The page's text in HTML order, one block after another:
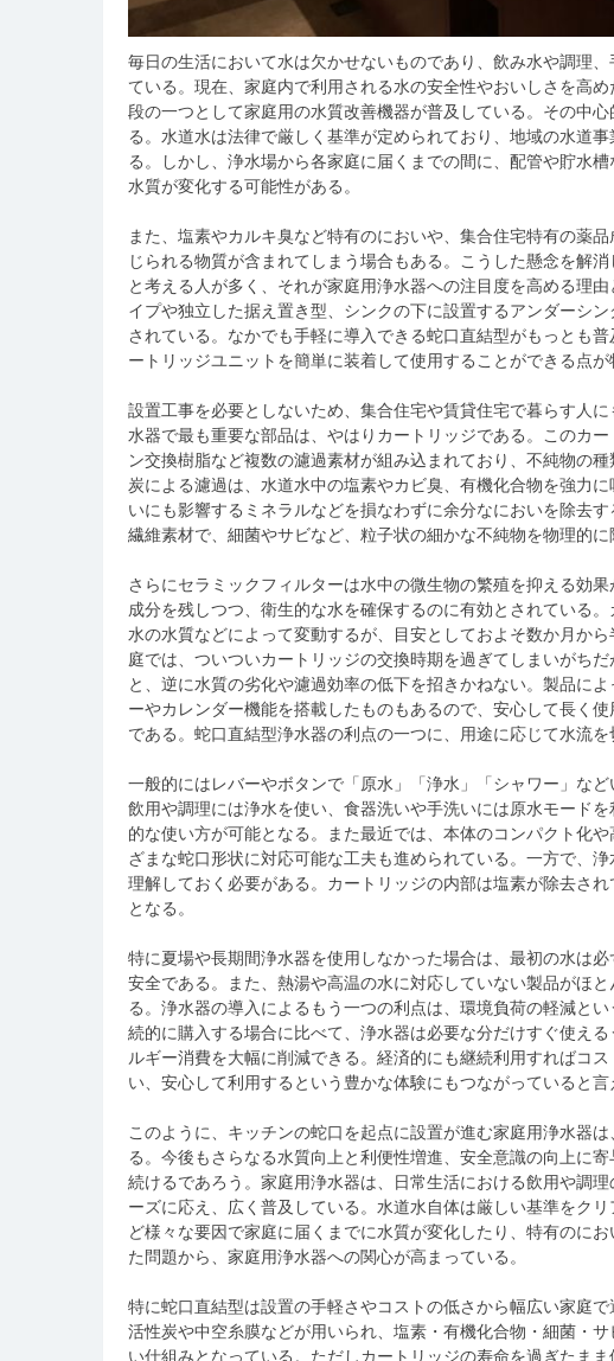
毎日の生活において水は欠かせないものであり、飲み水や調理
ている。 現在、家庭内で利用される水の安全性やおいしさを高
段の一つとして家庭用の水質改善機器が普及している。その中
る。水道水は法律で厳しく基準が定められており、地域の水道
る。しかし、浄水場から各家庭に届くまでの間に、配管や貯水
水質が変化する可能性がある。
また、塩素やカルキ臭など特有のにおいや、集合住宅特有の薬
じられる物質が含まれてしまう場合もある。こうした懸念を解
と考える人が多く、それが家庭用浄水器への注目度を高める理
イプや独立した据え置き型、シンクの下に設置するアンダーシ
されている。なかでも手軽に導入できる蛇口直結型がもっとも
ートリッジユニットを簡単に装着して使用することができる点が
設置工事を必要としないため、集合住宅や賃貸住宅で暮らす人
水器で最も重要な部品は、やはりカートリッジである。このカ
ン交換樹脂など複数の濾過素材が組み込まれており、不純物の
炭による濾過は、水道水中の塩素やカビ臭、有機化合物を強力
いにも影響するミネラルなどを損なわずに余分なにおいを除去
繊維素材で、細菌やサビなど、粒子状の細かな不純物を物理的に
さらにセラミックフィルターは水中の微生物の繁殖を抑える効
成分を残しつつ、衛生的な水を確保するのに有効とされている
水の水質などによって変動するが、目安としておよそ数か月か
庭では、ついついカートリッジの交換時期を過ぎてしまいがち
と、逆に水質の劣化や濾過効率の低下を招きかねない。製品に
ーやカレンダー機能を搭載したものもあるので、安心して長く
である。蛇口直結型浄水器の利点の一つに、用途に応じて水流を
一般的にはレバーやボタンで「原水」「浄水」「シャワー」な
飲用や調理には浄水を使い、食器洗いや手洗いには原水モード
的な使い方が可能となる。また最近では、本体のコンパクト化
ざまな蛇口形状に対応可能な工夫も進められている。一方で、
理解しておく必要がある。カートリッジの内部は塩素が除去さ
となる。
特に夏場や長期間浄水器を使用しなかった場合は、最初の水は
安全である。また、熱湯や高温の水に対応していない製品がほ
る。浄水器の導入によるもう一つの利点は、環境負荷の軽減と
続的に購入する場合に比べて、浄水器は必要な分だけすぐ使え
ルギー消費を大幅に削減できる。経済的にも継続利用すればコ
い、安心して利用するという豊かな体験にもつながっていると言
このように、キッチンの蛇口を起点に設置が進む家庭用浄水器
る。今後もさらなる水質向上と利便性増進、安全意識の向上に
続けるであろう。家庭用浄水器は、日常生活における飲用や調
ーズに応え、広く普及している。水道水自体は厳しい基準をク
ど様々な要因で家庭に届くまでに水質が変化したり、特有のに
た問題から、家庭用浄水器への関心が高まっている。
特に蛇口直結型は設置の手軽さやコストの低さから幅広い家庭
活性炭や中空糸膜などが用いられ、塩素・有機化合物・細菌・
い仕組みとなっている。ただしカートリッジの寿命を過ぎたま